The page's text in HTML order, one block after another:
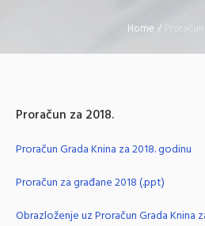
Home / Proračun
Proračun za 2018.
Proračun Grada Knina za 2018. godinu
Proračun za građane 2018 (.ppt)
Obrazloženje uz Proračun Grada Knina